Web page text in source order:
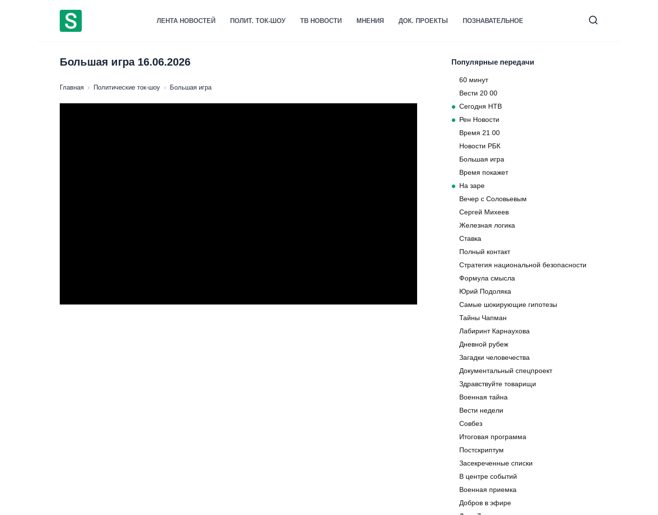
ЛЕНТА НОВОСТЕЙ ПОЛИТ. ТОК-ШОУ ТВ НОВОСТИ МНЕНИЯ ДОК. ПРОЕКТЫ ПОЗНАВАТЕЛЬНОЕ
Большая игра 16.06.2026
Главная › Политические ток-шоу › Большая игра
Популярные передачи
60 минут
Вести 20 00
Сегодня НТВ
Рен Новости
Время 21 00
Новости РБК
Большая игра
Время покажет
На заре
Вечер с Соловьевым
Сергей Михеев
Железная логика
Ставка
Полный контакт
Стратегия национальной безопасности
Формула смысла
Юрий Подоляка
Самые шокирующие гипотезы
Тайны Чапман
Лабиринт Карнаухова
Дневной рубеж
Загадки человечества
Документальный спецпроект
Здравствуйте товарищи
Военная тайна
Вести недели
Совбез
Итоговая программа
Постскриптум
Засекреченные списки
В центре событий
Военная приемка
Добров в эфире